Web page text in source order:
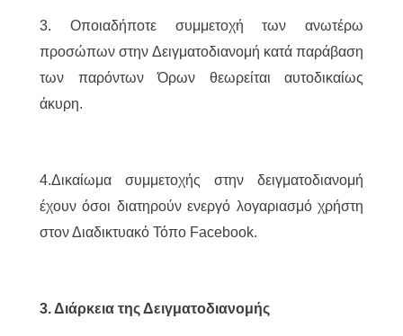
3. Οποιαδήποτε συμμετοχή των ανωτέρω
προσώπων στην Δειγματοδιανομή κατά παράβαση
των παρόντων Όρων θεωρείται αυτοδικαίως
άκυρη.
4.Δικαίωμα συμμετοχής στην δειγματοδιανομή
έχουν όσοι διατηρούν ενεργό λογαριασμό χρήστη
στον Διαδικτυακό Τόπο Facebook.
3. Διάρκεια της Δειγματοδιανομής